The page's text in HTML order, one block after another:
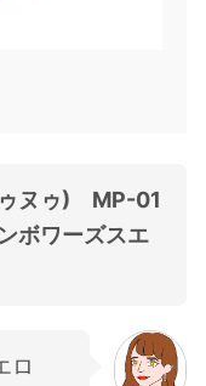
ヌゥ) MP-01
ボワーズスエ
ロ